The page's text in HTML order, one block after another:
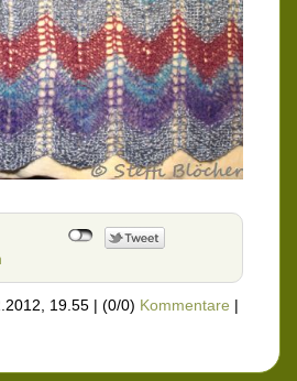
19.55 | (0/0) Kommentare |